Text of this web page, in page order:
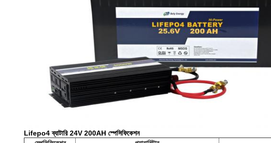
Lifepo4 ব্যাটারি 24V 200AH স্পেসিফিকেশন